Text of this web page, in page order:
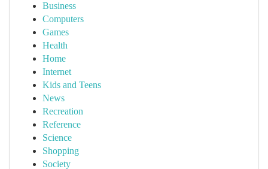
Business
Computers
Games
Health
Home
Internet
Kids and Teens
News
Recreation
Reference
Science
Shopping
Society